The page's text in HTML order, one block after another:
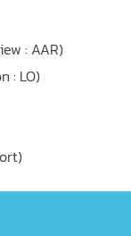
: AAR)
: LO)